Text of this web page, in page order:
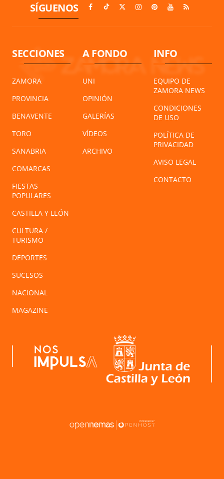
SÍGUENOS
SECCIONES
ZAMORA
PROVINCIA
BENAVENTE
TORO
SANABRIA
COMARCAS
FIESTAS
POPULARES
CASTILLA Y LEÓN
CULTURA /
TURISMO
DEPORTES
SUCESOS
NACIONAL
MAGAZINE
A FONDO
UNI
OPINIÓN
GALERÍAS
VÍDEOS
ARCHIVO
INFO
EQUIPO DE
ZAMORA NEWS
CONDICIONES
DE USO
POLÍTICA DE
PRIVACIDAD
AVISO LEGAL
CONTACTO